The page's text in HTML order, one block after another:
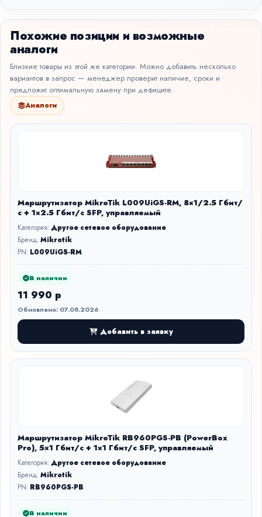
Похожие позиции и возможные
аналоги
Близкие товары из этой же категории. Можно добавить несколько
вариантов в запрос — менеджер проверит наличие, сроки и
предложит оптимальную замену при дефиците.
Аналоги
Маршрутизатор MikroTik L009UiGS-RM, 8×1/2.5 Гбит/
с + 1×2.5 Гбит/с SFP, управляемый
Категория: Другое сетевое оборудование
Бренд:Mikrotik
PN: L009UiGS-RM
В наличии
11 990 р
Обновлено: 07.08.2026
Добавить в заявку
Маршрутизатор MikroTik RB960PGS-PB (PowerBox
Pro), 5×1 Гбит/с + 1×1 Гбит/с SFP, управляемый
Категория: Другое сетевое оборудование
Бренд:Mikrotik
PN: RB960PGS-PB
В наличии